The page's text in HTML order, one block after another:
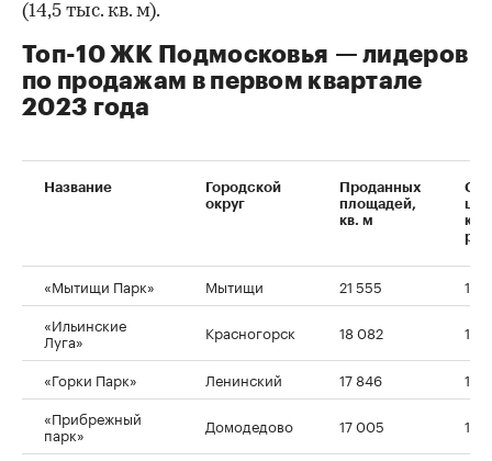
(14,5 тыс. кв. м).
Топ-10 ЖК Подмосковья — лидеров
по продажам в первом квартале
2023 года
Название
Городской
округ
Проданных
площадей,
кв. м
кв.
«Мытищи Парк» Мытищи 21 555
«Ильинские
Луга» Красногорск 18 082
«Горки Парк» Ленинский 17 846
161
«Прибрежный
парк» Домодедово 17 005 191